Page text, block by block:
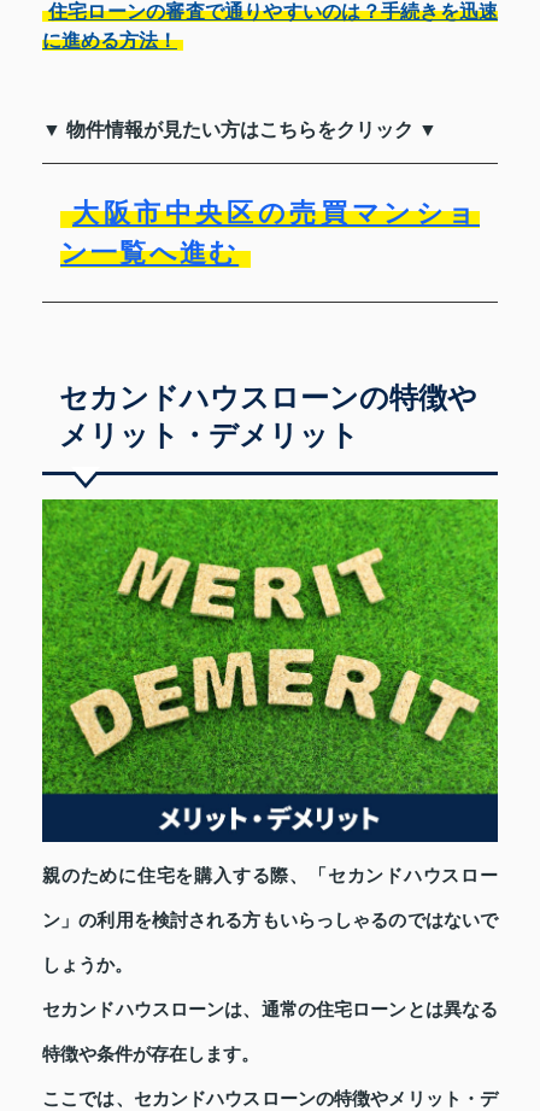
住宅ローンの審査で通りやすいのは？手続きを迅速
に進める方法！
▼ 物件情報が見たい方はこちらをクリック ▼
大阪市中央区の売買マンショ
ン一覧へ進む
セカンドハウスローンの特徴や
メリット・デメリット
親のために住宅を購入する際、「セカンドハウスロー
ン」の利用を検討される方もいらっしゃるのではないで
しょうか。
セカンドハウスローンは、通常の住宅ローンとは異なる
特徴や条件が存在します。
ここでは、セカンドハウスローンの特徴やメリット・デ